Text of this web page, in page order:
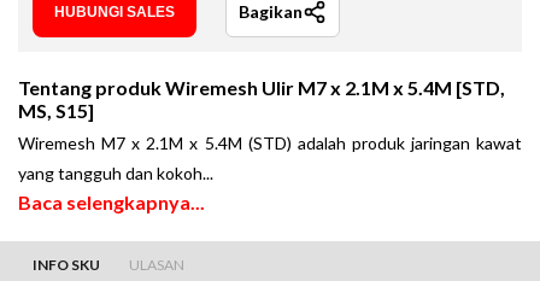
HUBUNGI SALES Bagikan
Tentang produkWiremesh Ulir M7 x 2.1M x 5.4M [STD,
MS, S15]
Wiremesh M7 x 2.1M x 5.4M (STD) adalah produk jaringan kawat
yang tangguh dan kokoh...
Baca selengkapnya...
INFO SKU ULASAN